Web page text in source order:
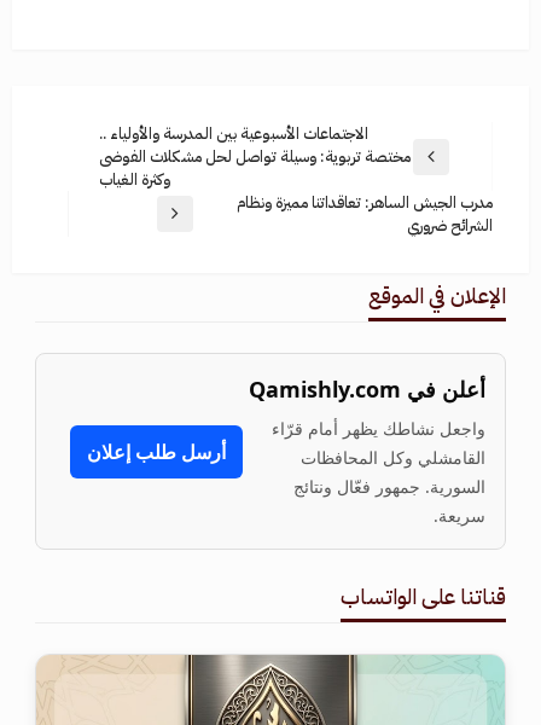
الاجتماعات الأسبوعية بين المدرسة والأولياء ..
مختصة تربوية: وسيلة تواصل لحل مشكلات الفوضى
وكثرة الغياب
مدرب الجيش الساهر: تعاقداتنا مميزة ونظام
الشرائح ضروري
الإعلان في الموقع
أعلن في Qamishly.com
واجعل نشاطك يظهر أمام قرّاء
القامشلي وكل المحافظات
السورية. جمهور فعّال ونتائج
سريعة.
أرسل طلب إعلان
قناتنا على الواتساب